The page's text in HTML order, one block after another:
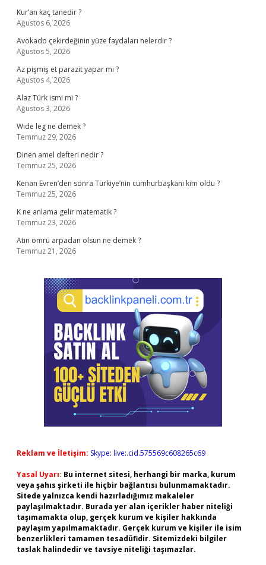
Kur’an kaç tanedir ?
Ağustos 6, 2026
Avokado çekirdeğinin yüze faydaları nelerdir ?
Ağustos 5, 2026
Az pişmiş et parazit yapar mı ?
Ağustos 4, 2026
Alaz Türk ismi mi ?
Ağustos 3, 2026
Wıde leg ne demek ?
Temmuz 29, 2026
Dinen amel defteri nedir ?
Temmuz 25, 2026
Kenan Evren’den sonra Türkiye’nin cumhurbaşkanı kim oldu ?
Temmuz 25, 2026
K ne anlama gelir matematik ?
Temmuz 23, 2026
Atın ömrü arpadan olsun ne demek ?
Temmuz 21, 2026
Reklam ve İletişim: Skype: live:.cid.575569c608265c69
Yasal Uyarı: Bu internet sitesi, herhangi bir marka, kurum
veya şahıs şirketi ile hiçbir bağlantısı bulunmamaktadır.
Sitede yalnızca kendi hazırladığımız makaleler
paylaşılmaktadır. Burada yer alan içerikler haber niteliği
taşımamakta olup, gerçek kurum ve kişiler hakkında
paylaşım yapılmamaktadır. Gerçek kurum ve kişiler ile isim
benzerlikleri tamamen tesadüfidir. Sitemizdeki bilgiler
taslak halindedir ve tavsiye niteliği taşımazlar.